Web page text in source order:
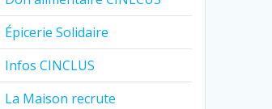
Épicerie Solidaire
Infos CINCLUS
La Maison recrute